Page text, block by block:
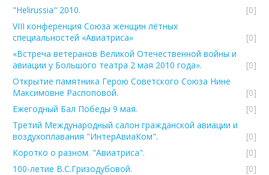
"Helirussia" 2010.
[0]
VIII конференция Союза женщин лётных
специальностей «Авиатриса»
[0]
«Встреча ветеранов Великой Отечественной войны и
авиации у Большого театра 2 мая 2010 года».
[0]
Открытие памятника Герою Советского Союза Нине
Максимовне Распоповой.
[0]
Ежегодный Бал Победы 9 мая.
[0]
Третий Международный салон гражданской авиации и
воздухоплавания "ИнтерАвиаКом".
[0]
Коротко о разном. "Авиатриса".
[0]
100-летие В.С.Гризодубовой.
[0]